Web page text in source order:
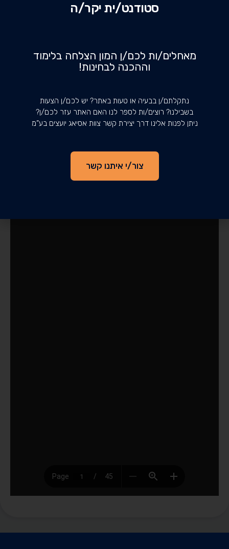
סטודנט/ית יקר/ה
מאחלים/ות לכם/ן המון הצלחה בלימוד
וההכנה לבחינות!
נתקלתם/ן בבעיה או טעות באתר? יש לכם/ן הצעות
בשבילנו? רוצים/ות לספר לנו האם האתר עזר לכם/ן?
ניתן לפנות אלינו דרך יצירת קשר צוות אסיאג יועצים בע”מ
צור/י איתנו קשר